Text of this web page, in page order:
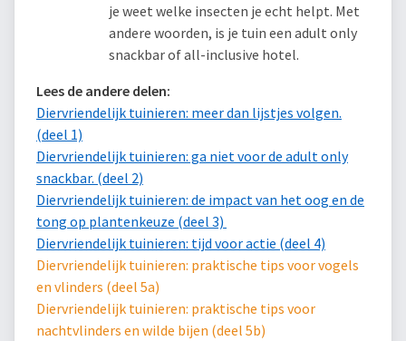
je weet welke insecten je echt helpt. Met
andere woorden, is je tuin een adult only
snackbar of all-inclusive hotel.
Lees de andere delen:
Diervriendelijk tuinieren: meer dan lijstjes volgen.
(deel 1)
Diervriendelijk tuinieren: ga niet voor de adult only
snackbar. (deel 2)
Diervriendelijk tuinieren: de impact van het oog en de
tong op plantenkeuze (deel 3)
Diervriendelijk tuinieren: tijd voor actie (deel 4)
Diervriendelijk tuinieren: praktische tips voor vogels
en vlinders (deel 5a)
Diervriendelijk tuinieren: praktische tips voor
nachtvlinders en wilde bijen (deel 5b)